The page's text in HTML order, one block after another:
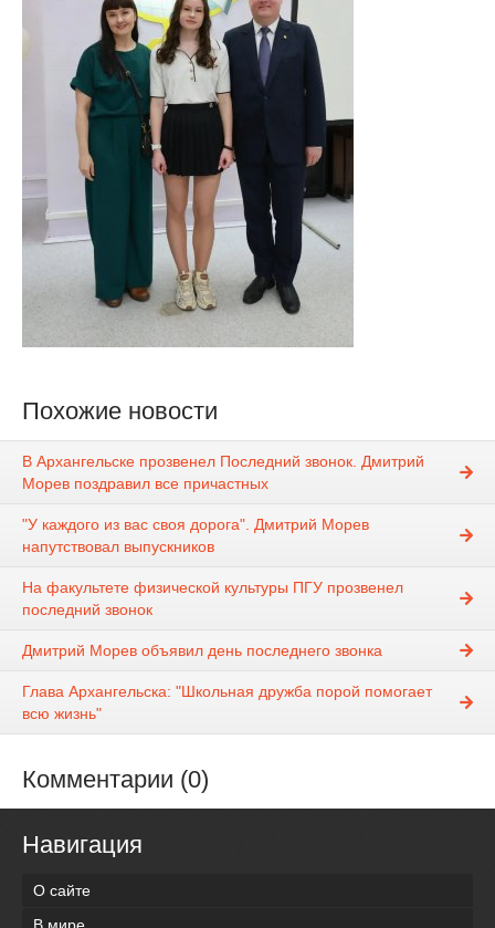
Похожие новости
В Архангельске прозвенел Последний звонок. Дмитрий
Морев поздравил все причастных
"У каждого из вас своя дорога". Дмитрий Морев
напутствовал выпускников
На факультете физической культуры ПГУ прозвенел
последний звонок
Дмитрий Морев объявил день последнего звонка
Глава Архангельска: "Школьная дружба порой помогает
всю жизнь"
Комментарии (0)
Навигация
О сайте